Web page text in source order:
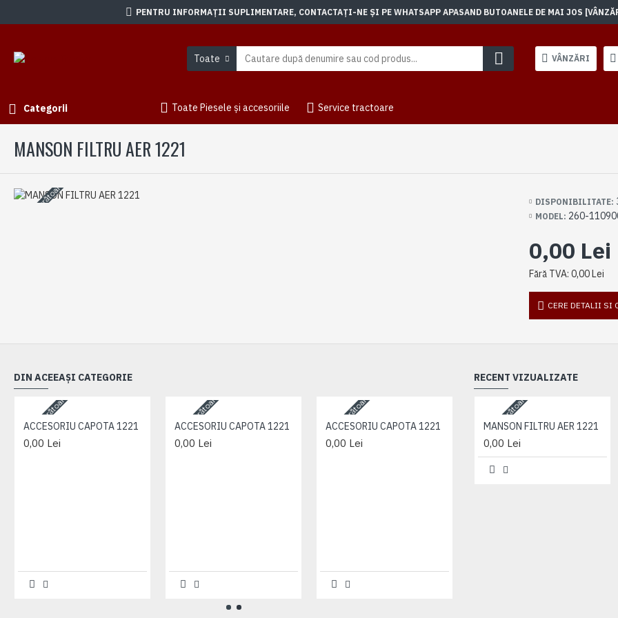
PENTRU INFORMAȚII SUPLIMENTARE, CONTACTAȚI-NE ȘI PE WHATSAPP APASAND BUTOANELE DE MAI JOS
Toate VÂNZĂRI
Categorii Toate Piesele și accesoriile Service tractoare
MANSON FILTRU AER 1221
3-5 zile lucrătoare DISPONIBILITATE:
MODEL: 260-
0,00 Lei
Fără TVA: 0,00 Lei
CERE DETALII SI
DIN ACEEAȘI CATEGORIE
3-5 zile lucrătoare
ACCESORIU CAPOTA 1221
0,00 Lei 3-5 zile lucrătoare
ACCESORIU CAPOTA 1221
0,00 Lei 3-5 zile lucrătoare
ACCESORIU CAPOTA 1221
0,00 Lei 3-5 zile lucrătoare
RECENT VIZUALIZATE
3-5 zile lucrătoare
MANSON FILTRU AER 1221
0,00 Lei